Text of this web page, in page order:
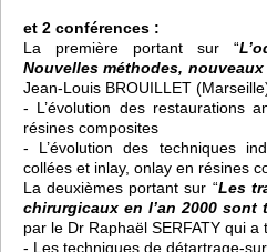
et 2 conférences :
La première portant sur “
Nouvelles méthodes,
Jean-Louis BROUILLET
- L’évolution des restaurations
résines composites
- L’évolution des techniques
collées et inlay, onlay en résines
La deuxièmes portant sur “Les
chirurgicaux en l’an 2000 sont
par le Dr Raphaël SERFATY qui a
- Les techniques de détartrage-